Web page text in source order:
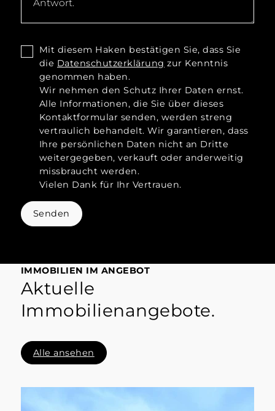
Mit diesem Haken bestätigen Sie, dass Sie
die Datenschutzerklärung zur Kenntnis
genommen haben.
Wir nehmen den Schutz Ihrer Daten ernst.
Alle Informationen, die Sie über dieses
Kontaktformular senden, werden streng
vertraulich behandelt. Wir garantieren, dass
Ihre persönlichen Daten nicht an Dritte
weitergegeben, verkauft oder anderweitig
missbraucht werden.
Vielen Dank für Ihr Vertrauen.
Senden
IMMOBILIEN IM ANGEBOT
Aktuelle
Immobilienangebote.
Alle ansehen